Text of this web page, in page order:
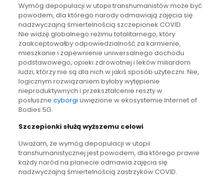
Wymóg depopulacji w utopii transhumanistów może być
powodem, dla którego narody odmawiają zajęcia się
nadzwyczajną śmiertelnością szczepionek COVID.
Nie widzę globalnego reżimu totalitarnego, który
zaakceptowałby odpowiedzialność za karmienie,
mieszkanie i zapewnienie uniwersalnego dochodu
podstawowego, opieki zdrowotnej i leków miliardom
ludzi, którzy nie są dla nich w jakiś sposób użyteczni. Nie,
logicznym rozwiązaniem byłoby wytępienie
nieproduktywnych i przekształcenie reszty w
posłuszne cyborgi uwięzione w ekosystemie Internet of
Bodies 5G.
Szczepionki służą wyższemu celowi
Uważam, że wymóg depopulacji w utopii
transhumanistycznej jest powodem, dla którego prawie
każdy naród na planecie odmawia zajęcia się
nadzwyczajną śmiertelnością zastrzyków COVID.